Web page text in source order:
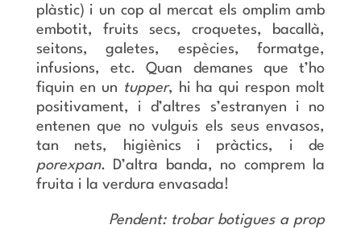
plàstic) i un cop al mercat els omplim amb
embotit, fruits secs, croquetes, bacallà,
seitons, galetes, espècies, formatge,
infusions, etc. Quan demanes que t’ho
fiquin en un tupper, hi ha qui respon molt
positivament, i d’altres s’estranyen i no
entenen que no vulguis els seus envasos,
tan nets, higiènics i pràctics, i de
porexpan. D’altra banda, no comprem la
fruita i la verdura envasada!
Pendent: trobar botigues a prop